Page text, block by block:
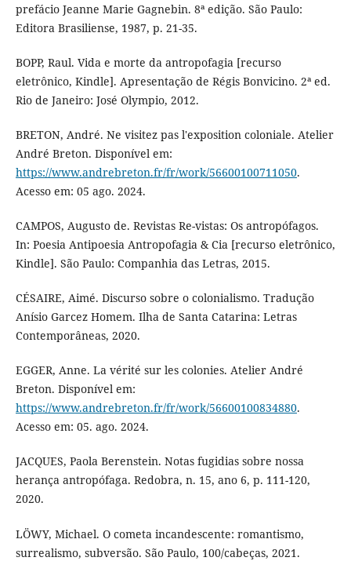
prefácio Jeanne Marie Gagnebin. 8ª edição. São Paulo:
Editora Brasiliense, 1987, p. 21-35.
BOPP, Raul. Vida e morte da antropofagia [recurso
eletrônico, Kindle]. Apresentação de Régis Bonvicino. 2ª ed.
Rio de Janeiro: José Olympio, 2012.
BRETON, André. Ne visitez pas l'exposition coloniale. Atelier
André Breton. Disponível em:
https://www.andrebreton.fr/fr/work/56600100711050.
Acesso em: 05 ago. 2024.
CAMPOS, Augusto de. Revistas Re-vistas: Os antropófagos.
In: Poesia Antipoesia Antropofagia & Cia [recurso eletrônico,
Kindle]. São Paulo: Companhia das Letras, 2015.
CÉSAIRE, Aimé. Discurso sobre o colonialismo. Tradução
Anísio Garcez Homem. Ilha de Santa Catarina: Letras
Contemporâneas, 2020.
EGGER, Anne. La vérité sur les colonies. Atelier André
Breton. Disponível em:
https://www.andrebreton.fr/fr/work/56600100834880.
Acesso em: 05. ago. 2024.
JACQUES, Paola Berenstein. Notas fugidias sobre nossa
herança antropófaga. Redobra, n. 15, ano 6, p. 111-120,
2020.
LÖWY, Michael. O cometa incandescente: romantismo,
surrealismo, subversão. São Paulo, 100/cabeças, 2021.